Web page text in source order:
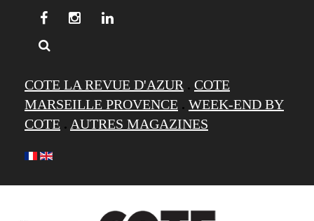
COTE LA REVUE D'AZUR . COTE
MARSEILLE PROVENCE . WEEK-END BY
COTE . AUTRES MAGAZINES